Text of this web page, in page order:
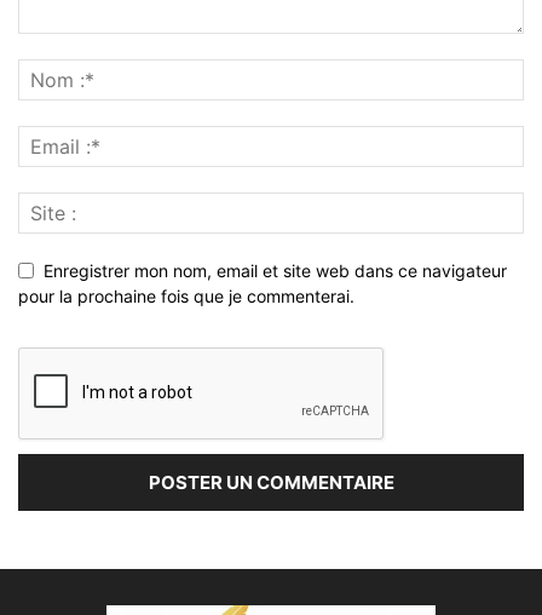
Enregistrer mon nom, email et site web dans ce navigateur
pour la prochaine fois que je commenterai.